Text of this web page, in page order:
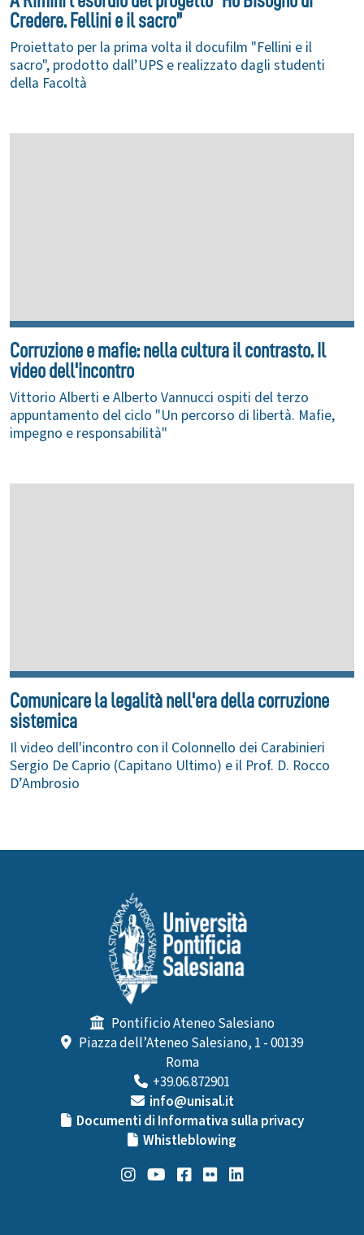
Credere. Fellini e il sacro”
Proiettato per la prima volta il docufilm "Fellini e il
sacro", prodotto dall’UPS e realizzato dagli studenti
della Facoltà
Corruzione e mafie: nella cultura il contrasto. Il
video dell'incontro
Vittorio Alberti e Alberto Vannucci ospiti del terzo
appuntamento del ciclo "Un percorso di libertà. Mafie,
impegno e responsabilità"
Comunicare la legalità nell'era della corruzione
sistemica
Il video dell'incontro con il Colonnello dei Carabinieri
Sergio De Caprio (Capitano Ultimo) e il Prof. D. Rocco
D’Ambrosio
Pontificio Ateneo Salesiano
Piazza dell’Ateneo Salesiano, 1 - 00139
Roma
+39.06.872901
info@unisal.it
Documenti di Informativa sulla privacy
Whistleblowing